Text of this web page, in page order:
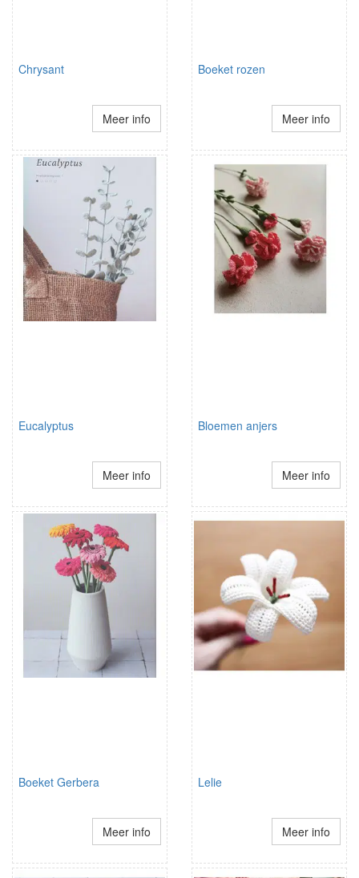
Chrysant
Meer info
Boeket rozen
Meer info
Eucalyptus
Meer info
Bloemen anjers
Meer info
Boeket Gerbera
Meer info
Lelie
Meer info